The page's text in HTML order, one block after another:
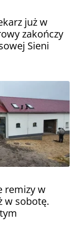
już w
zakończy
Sieni
remizy w
w sobotę.